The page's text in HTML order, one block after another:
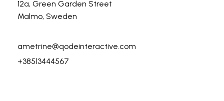
12a, Green Garden Street
Malmo, Sweden
ametrine@qodeinteractive.com
+38513444567